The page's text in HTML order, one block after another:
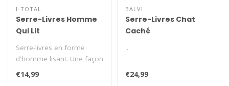
I-TOTAL
Serre-Livres Homme
Qui Lit
Serre-livres en forme
d'homme lisant. Une façon
amusante de placer vos
livres d..
€14,99
BALVI
Serre-Livres Chat
Caché
..
€24,99